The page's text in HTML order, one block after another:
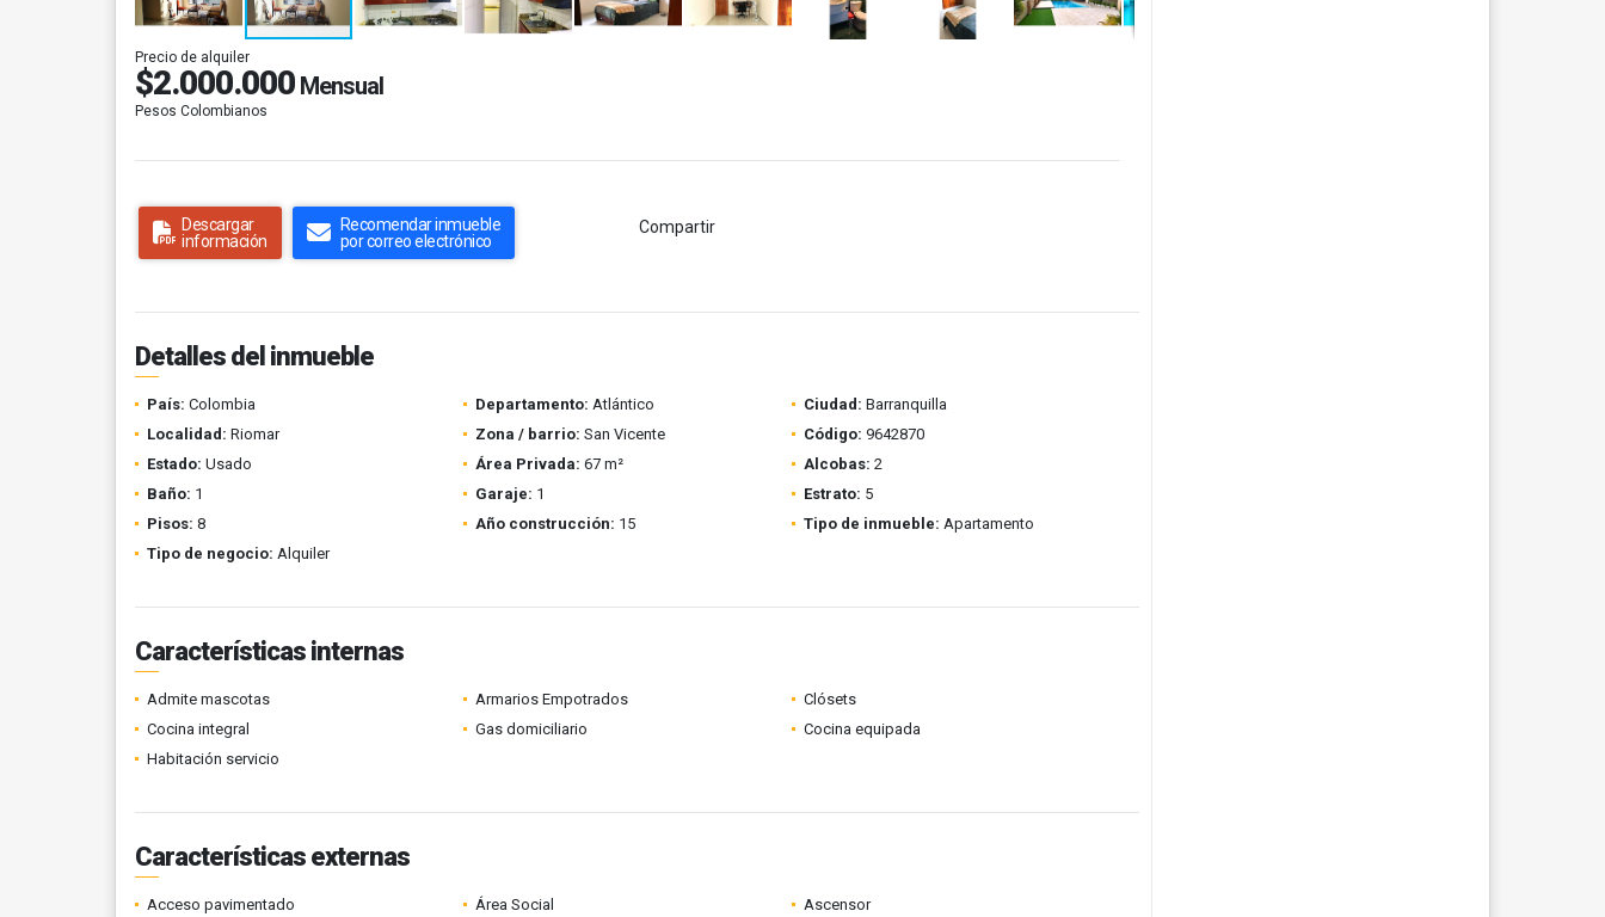
Precio de alquiler
$2.000.000 Mensual
Pesos Colombianos
Descargar
información
Recomendar inmueble
por correo electrónico
Compartir
Detalles del inmueble
País: Colombia Departamento: Atlántico Ciudad: Barranquilla
Localidad: Riomar Zona / barrio: San Vicente Código: 9642870
Estado: Usado Área Privada: 67 m² Alcobas: 2
Baño: 1 Garaje: 1 Estrato: 5
Pisos: 8 Año construcción: 15 Tipo de inmueble: Apartamento
Tipo de negocio: Alquiler
Características internas
Admite mascotas Armarios Empotrados
Clósets
Cocina integral
Gas domiciliario
Cocina equipada
Habitación servicio
Características externas
Acceso pavimentado Área Social
Ascensor